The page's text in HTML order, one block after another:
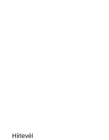
Hírlevél